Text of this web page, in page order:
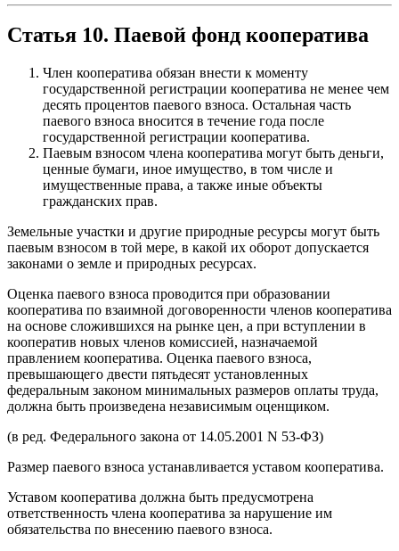
Статья 10. Паевой фонд кооператива
Член кооператива обязан внести к моменту
государственной регистрации кооператива не менее чем
десять процентов паевого взноса. Остальная часть
паевого взноса вносится в течение года после
государственной регистрации кооператива.
Паевым взносом члена кооператива могут быть деньги,
ценные бумаги, иное имущество, в том числе и
имущественные права, а также иные объекты
гражданских прав.
Земельные участки и другие природные ресурсы могут быть
паевым взносом в той мере, в какой их оборот допускается
законами о земле и природных ресурсах.
Оценка паевого взноса проводится при образовании
кооператива по взаимной договоренности членов кооператива
на основе сложившихся на рынке цен, а при вступлении в
кооператив новых членов комиссией, назначаемой
правлением кооператива. Оценка паевого взноса,
превышающего двести пятьдесят установленных
федеральным законом минимальных размеров оплаты труда,
должна быть произведена независимым оценщиком.
(в ред. Федерального закона от 14.05.2001 N 53-ФЗ)
Размер паевого взноса устанавливается уставом кооператива.
Уставом кооператива должна быть предусмотрена
ответственность члена кооператива за нарушение им
обязательства по внесению паевого взноса.